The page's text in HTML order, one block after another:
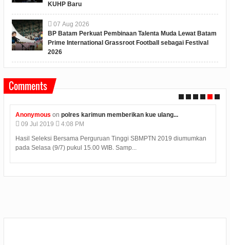
KUHP Baru
07 Aug 2026
BP Batam Perkuat Pembinaan Talenta Muda Lewat Batam
Prime International Grassroot Football sebagai Festival
2026
Comments
Anonymous on polres karimun memberikan kue ulang...
09 Jul 2019
4:08 PM
Hasil Seleksi Bersama Perguruan Tinggi SBMPTN 2019 diumumkan
pada Selasa (9/7) pukul 15.00 WIB. Samp...